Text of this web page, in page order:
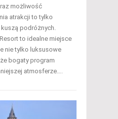
możliwość
atrakcji to tylko
podróżnych.
to idealne miejsce
nie tylko luksusowe
bogaty program
atmosferze….